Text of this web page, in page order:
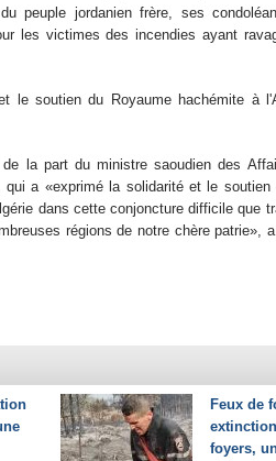
peuple jordanien frère, ses
les victimes des incendies ayant
le soutien du Royaume hachémite à
la part du ministre saoudien des
a «exprimé la solidarité et le soutien
dans cette conjoncture difficile que
régions de notre chère patrie»,
Feux de
foyers,